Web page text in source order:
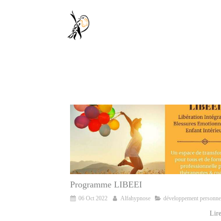
Programme LIBEEI
06 Oct 2022 Alfahypnose développement